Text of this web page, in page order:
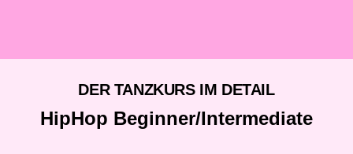
DER TANZKURS IM DETAIL
HipHop Beginner/Intermediate